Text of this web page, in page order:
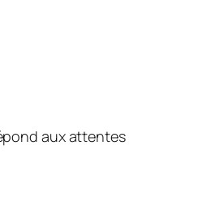
aux attentes